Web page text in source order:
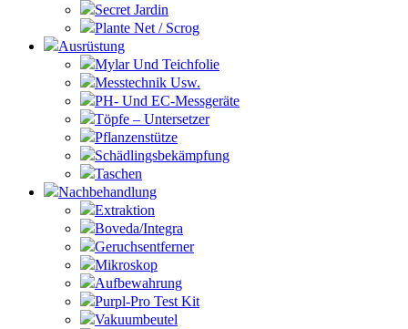
Secret Jardin
Plante Net / Scrog
Ausrüstung
Mylar Und Teichfolie
Messtechnik Usw.
PH- Und EC-Messgeräte
Töpfe – Untersetzer
Pflanzenstütze
Schädlingsbekämpfung
Taschen
Nachbehandlung
Extraktion
Boveda/Integra
Geruchsentferner
Mikroskop
Aufbewahrung
Purpl-Pro Test Kit
Vakuumbeutel